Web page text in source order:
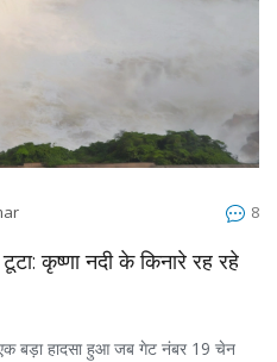
8
कृष्णा नदी के किनारे रह रहे
एक बड़ा हादसा हुआ जब गेट नंबर 19 चेन